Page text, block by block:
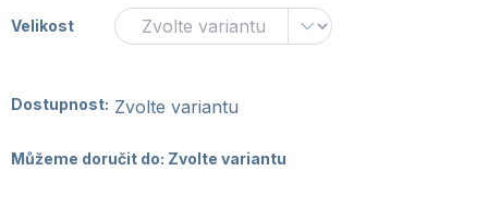
Velikost
Dostupnost: Zvolte variantu
Můžeme doručit do: Zvolte variantu